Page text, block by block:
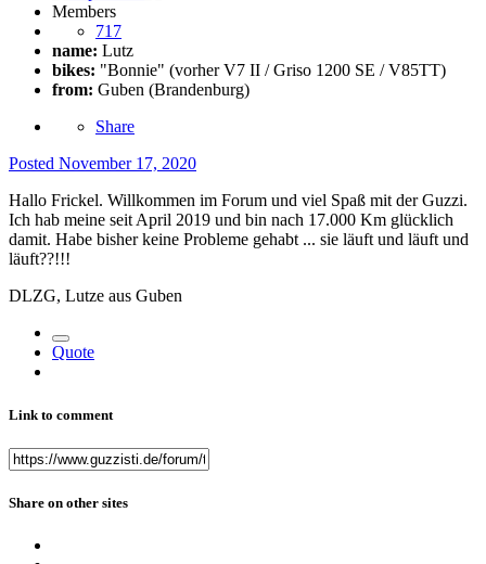
Members
717
name: Lutz
bikes: "Bonnie" (vorher V7 II / Griso 1200 SE / V85TT)
from: Guben (Brandenburg)
Share
Posted November 17, 2020
Hallo Frickel. Willkommen im Forum und viel Spaß mit der Guzzi.
Ich hab meine seit April 2019 und bin nach 17.000 Km glücklich
damit. Habe bisher keine Probleme gehabt ... sie läuft und läuft und
läuft??!!!
DLZG, Lutze aus Guben
Quote
Link to comment
Share on other sites